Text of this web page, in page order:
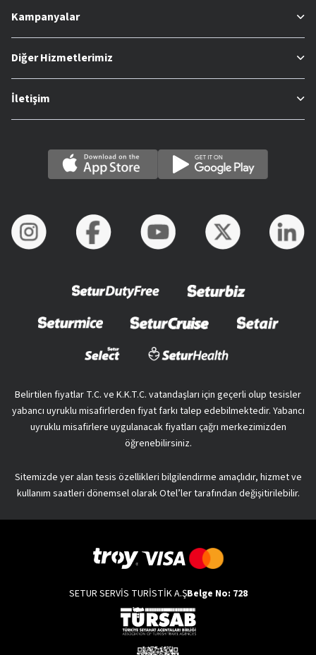
Kampanyalar
Diğer Hizmetlerimiz
İletişim
Belirtilen fiyatlar T.C. ve K.K.T.C. vatandaşları için geçerli olup tesisler
yabancı uyruklu misafirlerden fiyat farkı talep edebilmektedir. Yabancı
uyruklu misafirlere uygulanacak fiyatları çağrı merkezimizden
öğrenebilirsiniz.
Sitemizde yer alan tesis özellikleri bilgilendirme amaçlıdır, hizmet ve
kullanım saatleri dönemsel olarak Otel’ler tarafından değişitirilebilir.
SETUR SERVİS TURİSTİK A.ŞBelge No: 728